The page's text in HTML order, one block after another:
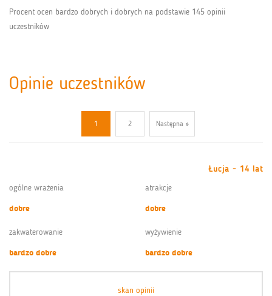
Procent ocen bardzo dobrych i dobrych na podstawie 145 opinii
uczestników
Opinie uczestników
1 2 Następna »
Łucja - 14 lat
ogólne wrażenia
dobre
atrakcje
dobre
zakwaterowanie
bardzo dobre
wyżywienie
bardzo dobre
skan opinii